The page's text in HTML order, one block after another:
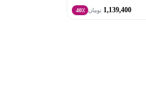
1,139,400 تومان 40٪